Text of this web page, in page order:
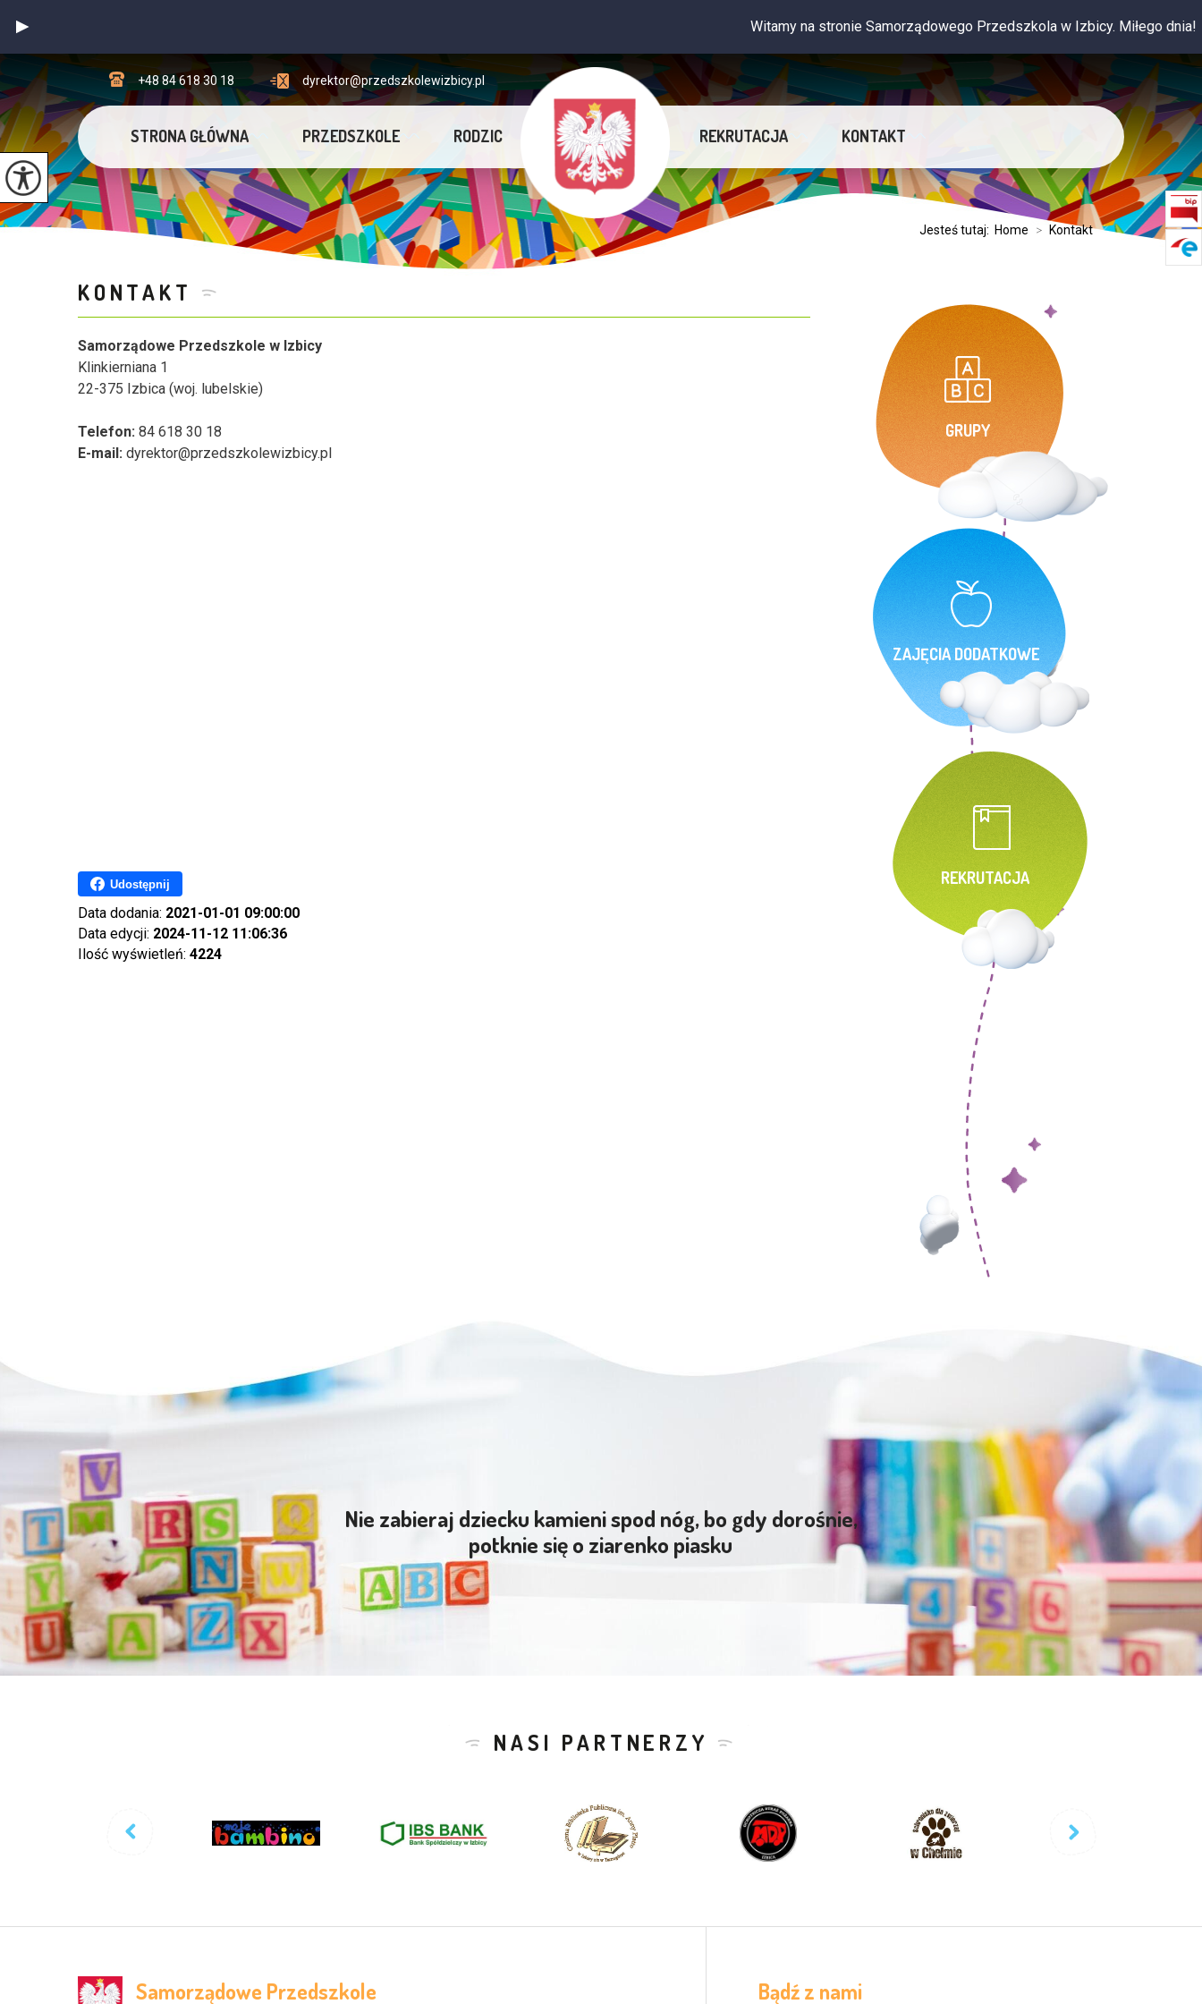
Witamy na stronie Samorządowego Przedszkola w Izbicy. Miłego dnia!
dyrektor@przedszkolewizbicy.pl
+48 84 618 30 18
STRONA GŁÓWNA PRZEDSZKOLE RODZIC REKRUTACJA KONTAKT
Jesteś tutaj: Home > Kontakt
KONTAKT
Samorządowe Przedszkole w Izbicy
Klinkierniana 1
22-375 Izbica (woj. lubelskie)
Telefon: 84 618 30 18
E-mail: dyrektor@przedszkolewizbicy.pl
Udostępnij
Data dodania: 2021-01-01 09:00:00
Data edycji: 2024-11-12 11:06:36
Ilość wyświetleń: 4224
GRUPY
ZAJĘCIA DODATKOWE
REKRUTACJA
Nie zabieraj dziecku kamieni spod nóg, bo gdy dorośnie,
potknie się o ziarenko piasku
NASI PARTNERZY
Samorządowe Przedszkole Bądź z nami